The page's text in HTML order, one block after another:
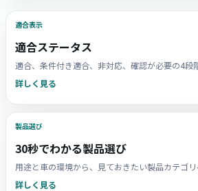
適合表示
適合ステータス
適合、条件付き適合、非対応、確認が必要の4段
詳しく見る
製品選び
30秒でわかる製品選び
用途と車の環境から、見ておきたい製品カテゴリ
詳しく見る